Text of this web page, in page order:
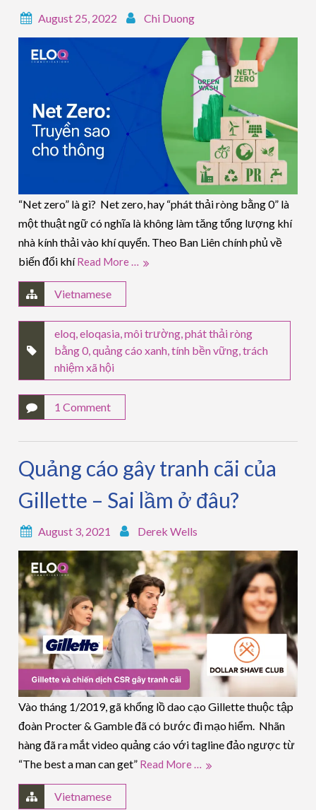
August 25, 2022 Chi Duong
“Net zero” là gì? Net zero, hay “phát thải ròng bằng 0” là
một thuật ngữ có nghĩa là không làm tăng tổng lượng khí
nhà kính thải vào khí quyển. Theo Ban Liên chính phủ về
biến đổi khíRead More …
Vietnamese
eloq,eloqasia,môi trường,phát thải ròng
bằng 0,quảng cáo xanh,tính bền vững,trách
nhiệm xã hội
1 Comment
Quảng cáo gây tranh cãi của
Gillette – Sai lầm ở đâu?
August 3, 2021 Derek Wells
Vào tháng 1/2019, gã khổng lồ dao cạo Gillette thuộc tập
đoàn Procter & Gamble đã có bước đi mạo hiểm. Nhãn
hàng đã ra mắt video quảng cáo với tagline đảo ngược từ
“The best a man can get” Read More …
Vietnamese